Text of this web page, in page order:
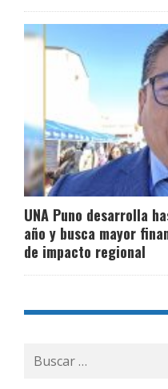
UNA Puno desarrolla
año y busca mayor
de impacto regional
Buscar
por: